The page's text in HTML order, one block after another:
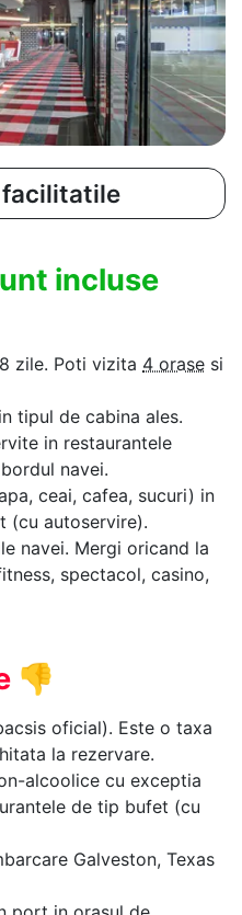
incluse
zile. Poti vizita 4 orase si
tipul de cabina ales.
in restaurantele
navei.
ceai, cafea, sucuri) in
(cu autoservire).
navei. Mergi oricand la
spectacol, casino,
👎
oficial). Este o taxa
la rezervare.
alcoolice cu exceptia
de tip bufet (cu
Galveston, Texas